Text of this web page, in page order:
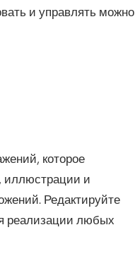
и управлять можно
которое
иллюстрации и
Редактируйте
реализации любых